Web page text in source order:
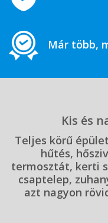
Már több,
Kis és
Teljes körű
hűtés,
termosztát, kerti
csaptelep,
azt nagyon